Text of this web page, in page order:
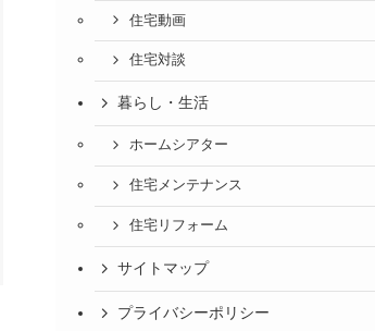
住宅動画
住宅対談
暮らし・生活
ホームシアター
住宅メンテナンス
住宅リフォーム
サイトマップ
プライバシーポリシー